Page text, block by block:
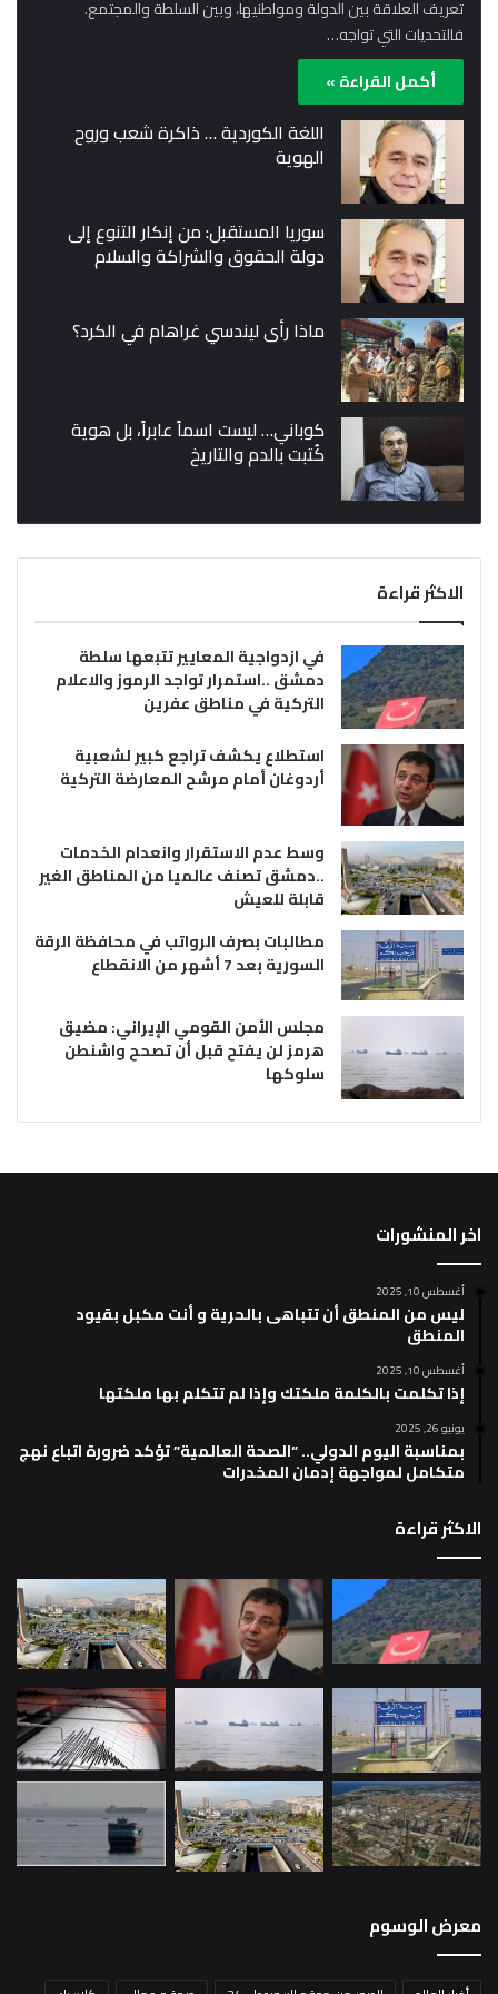
تعريف العلاقة بين الدولة ومواطنيها، وبين السلطة والمجتمع.
فالتحديات التي تواجه…
أكمل القراءة »
اللغة الكوردية … ذاكرة شعب وروح
الهوية
سوريا المستقبل: من إنكار التنوع إلى
دولة الحقوق والشراكة والسلام
ماذا رأى ليندسي غراهام في الكرد؟
كوباني… ليست اسماً عابراً، بل هوية
كُتبت بالدم والتاريخ
الاكثر قراءة
في ازدواجية المعايير تتبعها سلطة
دمشق ..استمرار تواجد الرموز والاعلام
التركية في مناطق عفرين
استطلاع يكشف تراجع كبير لشعبية
أردوغان أمام مرشح المعارضة التركية
وسط عدم الاستقرار وانعدام الخدمات
..دمشق تصنف عالميا من المناطق الغير
قابلة للعيش
مطالبات بصرف الرواتب في محافظة الرقة
السورية بعد 7 أشهر من الانقطاع
مجلس الأمن القومي الإيراني: مضيق
هرمز لن يفتح قبل أن تصحح واشنطن
سلوكها
اخر المنشورات
أغسطس 10, 2025
ليس من المنطق أن تتباهى بالحرية و أنت مكبل بقيود
المنطق
أغسطس 10, 2025
إذا تكلمت بالكلمة ملكتك وإذا لم تتكلم بها ملكتها
يونيو 26, 2025
بمناسبة اليوم الدولي.. “الصحة العالمية” تؤكد ضرورة اتباع نهج
متكامل لمواجهة إدمان المخدرات
الاكثر قراءة
معرض الوسوم